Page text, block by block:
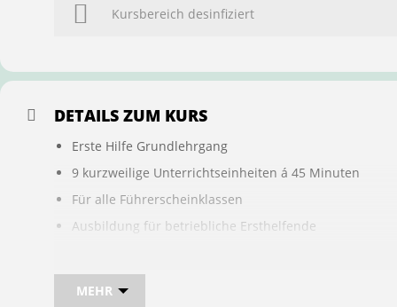
Kursbereich desinfiziert
DETAILS ZUM KURS
Erste Hilfe Grundlehrgang
9 kurzweilige Unterrichtseinheiten á 45 Minuten
Für alle Führerscheinklassen
Ausbildung für betriebliche Ersthelfende
Bei sam kannst du direkt im Kurs auch gleich, den für
MEHR